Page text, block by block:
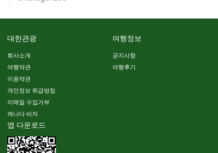
대한관광
회사소개
여행약관
이용약관
개인정보 취급방침
이메일 수집거부
캐나다 비자
여행정보
공지사항
여행후기
앱 다운로드